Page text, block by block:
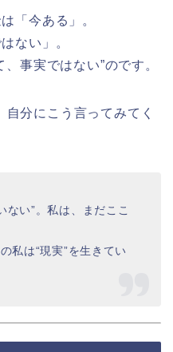
「今ある」。
ない」。
事実ではない”のです。
分にこう言ってみてく
ない”。私は、まだここ
私は“現実”を生きてい